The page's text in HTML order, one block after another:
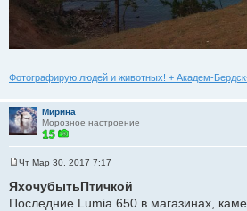
Фотографирую людей и животных! + Академ-
Мирина
Морозное настроение
о
б
Чт Мар 30, 2017 7:17
ЯхочубытьПтичкой
Последние Lumia 650 в магазинах,